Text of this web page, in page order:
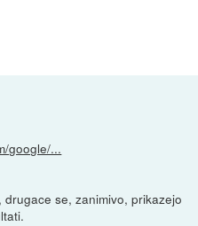
google/...
se, zanimivo, prikazejo